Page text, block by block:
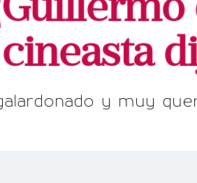
cineasta
y muy